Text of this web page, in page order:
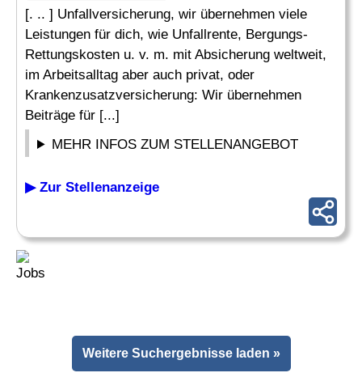
[. .. ] Unfallversicherung, wir übernehmen viele
Leistungen für dich, wie Unfallrente, Bergungs-
Rettungskosten u. v. m. mit Absicherung weltweit,
im Arbeitsalltag aber auch privat, oder
Krankenzusatzversicherung: Wir übernehmen
Beiträge für [...]
MEHR INFOS ZUM STELLENANGEBOT
▶ Zur Stellenanzeige
Weitere Suchergebnisse laden »